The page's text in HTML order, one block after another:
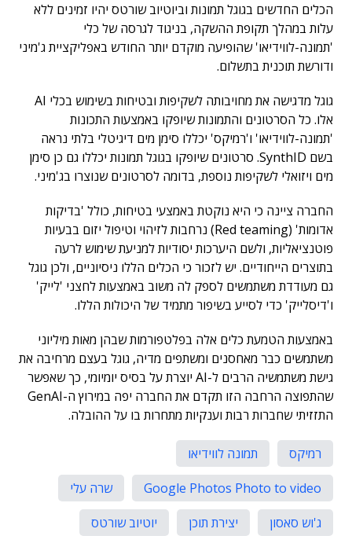
הכלים החדשים בגוגל תמונות וביוטיוב שורטס יהיו זמינים ללא
עלות במהלך תקופת ההשקה, בניגוד לגרסה של כלי
'תמונה-לווידיאו' שהופיעה מוקדם יותר החודש באפליקציית ג'מיני
ודורשת תוכנית בתשלום.
גוגל מדגישה את מחויבותה לשקיפות ובטיחות בשימוש בכלי AI
אלו. כל הסרטונים והתמונות שיופקו באמצעות התכונות
'תמונה-לווידיאו' ו'רמיקס' יכללו סימן מים דיגיטלי בלתי נראה
בשם SynthID. סרטונים שיופקו בגוגל תמונות יכללו גם כן סימן
מים ויזואלי לשקיפות נוספת, בדומה לסרטונים שנוצרו בג'מיני.
החברה ציינה כי היא נוקטת באמצעי בטיחות, כולל 'בדיקות
אדומות' (Red teaming) נרחבות לזיהוי וטיפול יזום בבעיות
פוטנציאליות, ולשם היערכות יסודיות למניעת שימוש לרעה
בתוצרים הייחודיים. יש לזכור כי הכלים הללו ניסיוניים, ולכן גוגל
גם מעודדת משתמשים לספק לה משוב באמצעות לחצני 'לייק'
ו'דיסלייק' כדי לסייע בשיפור מתמיד של היכולות הללו.
באמצעות הטמעת כלים אלה בפלטפורמות שבהן מאות מיליוני
משתמשים כבר מאחסנים ומשתפים מדיה, גוגל בעצם מרחיבה את
גישת משתמשיה הרבים ל-AI יוצרת על בסיס יומיומי, כך שאפשר
שהתפוצה הרחבה הזו תקדם את החברה יפה במירוץ ה-GenAI
התזזיתי שחברות רבות וענקיות מתחרות בו על ההובלה.
רמיקס
תמונה לווידיאו
Google Photos Photo to video
שרה עלי
ג'וש סאסון
יצירת תוכן
יוטיוב שורטס